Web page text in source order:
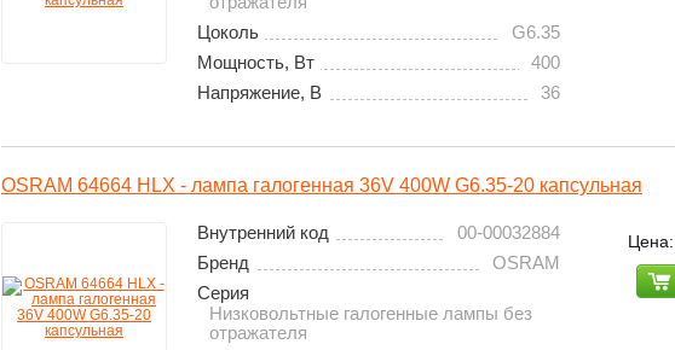
Цоколь
G6.35
Мощность, Вт
400
Напряжение, В
36
OSRAM 64664 HLX - лампа галогенная 36V 400W G6.35-20 капсульная
Внутренний код
00-00032884
Бренд
OSRAM
Серия
Низковольтные галогенные лампы без
отражателя
Цена: